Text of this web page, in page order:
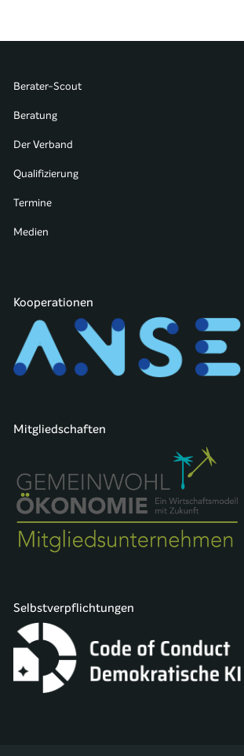
Berater-Scout
Beratung
Der Verband
Qualifizierung
Termine
Medien
Kooperationen
Mitgliedschaften
Selbstverpflichtungen